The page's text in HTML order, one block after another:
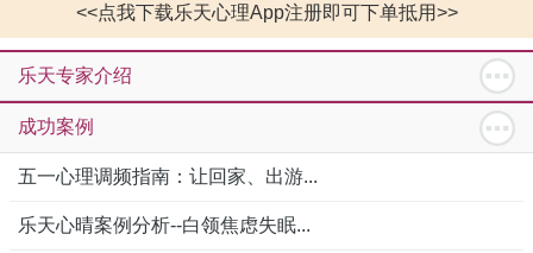
<<点我下载乐天心理App注册即可下单抵用>>
乐天专家介绍
成功案例
五一心理调频指南：让回家、出游...
乐天心晴案例分析--白领焦虑失眠...